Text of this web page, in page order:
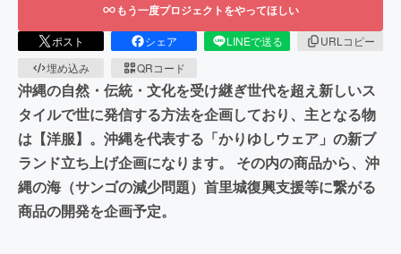
もう一度プロジェクトをやってほしい
ポスト シェア LINEで送る
URLコピー
埋め込み
QRコード
沖縄の自然・伝統・文化を受け継ぎ世代を超え新しいス
タイルで世に発信する方法を企画しており、主となる物
は【洋服】。沖縄を代表する「かりゆしウェア」の新ブ
ランド立ち上げ企画になります。 その内の商品から、沖
縄の海（サンゴの減少問題）首里城復興支援等に繋がる
商品の開発を企画予定。